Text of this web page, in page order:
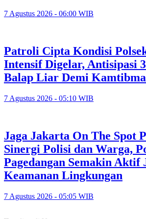
7 Agustus 2026 - 06:00 WIB
Patroli Cipta Kondisi
Intensif Digelar, Antisipasi
Balap Liar Demi
7 Agustus 2026 - 05:10 WIB
Jaga Jakarta On The Spot
Sinergi Polisi dan Warga,
Pagedangan Semakin Aktif
Keamanan Lingkungan
7 Agustus 2026 - 05:05 WIB